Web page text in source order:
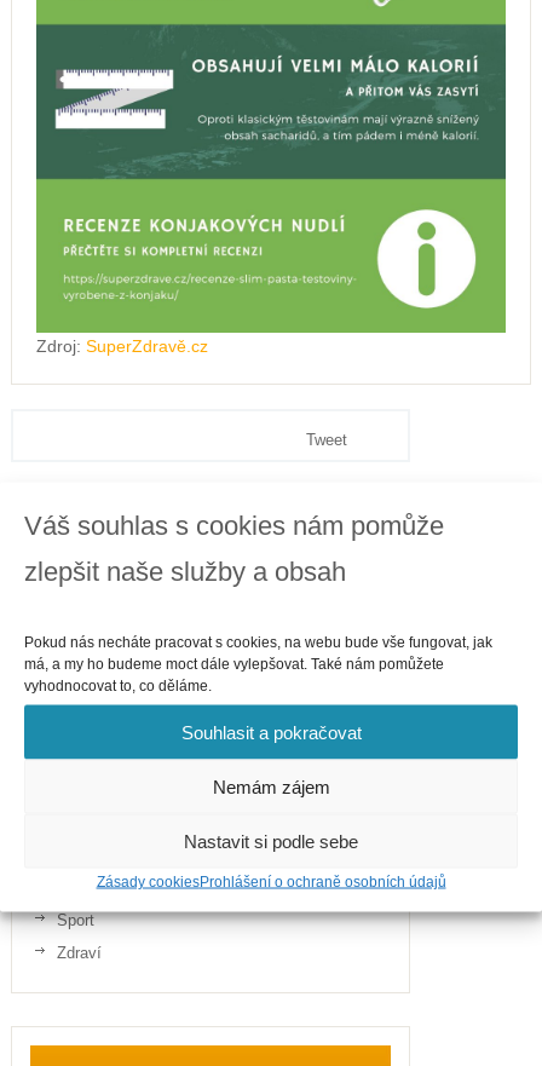
Váš souhlas s cookies nám pomůže
zlepšit naše služby a obsah
Pokud nás necháte pracovat s cookies, na webu bude vše fungovat, jak
má, a my ho budeme moct dále vylepšovat. Také nám pomůžete
vyhodnocovat to, co děláme.
Souhlasit a pokračovat
Nemám zájem
Nastavit si podle sebe
Zásady cookiesProhlášení o ochraně osobních údajů
Zdroj: SuperZdravě.cz
Tweet
Kategorie
Business
Finance
Politika
Sport
Zdraví